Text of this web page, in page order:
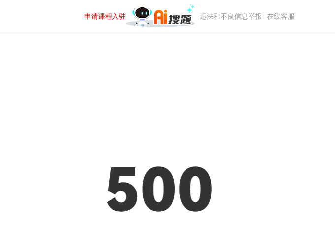
申请课程入驻 违法和不良信息举报 在线客服